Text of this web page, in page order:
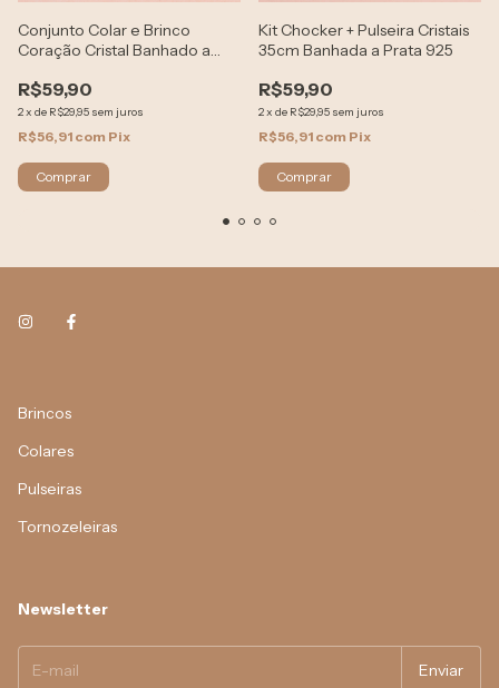
Conjunto Colar e Brinco
Coração Cristal Banhado a
R$59,90
2x de R$29,95 sem juros
R$56,91 com Pix
Kit Chocker + Pulseira Cristais
35cm Banhada a Prata 925
R$59,90
2x de R$29,95 sem juros
R$56,91 com Pix
Brincos
Colares
Pulseiras
Tornozeleiras
Newsletter